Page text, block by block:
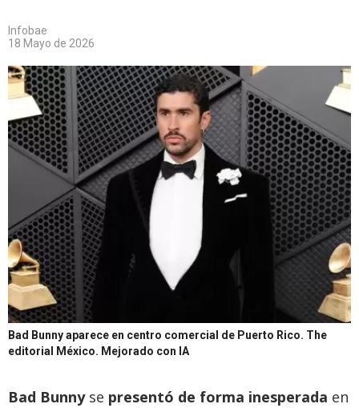
Infobae
18 Mayo de 2026
Bad Bunny aparece en centro comercial de Puerto Rico. The
editorial México. Mejorado con IA
Bad Bunny se presentó de forma inesperada en